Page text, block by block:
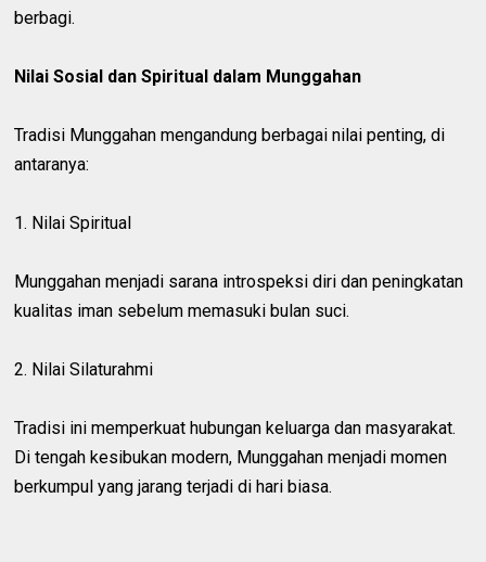
berbagi.
Nilai Sosial dan Spiritual dalam Munggahan
Tradisi Munggahan mengandung berbagai nilai penting, di
antaranya:
1. Nilai Spiritual
Munggahan menjadi sarana introspeksi diri dan peningkatan
kualitas iman sebelum memasuki bulan suci.
2. Nilai Silaturahmi
Tradisi ini memperkuat hubungan keluarga dan masyarakat.
Di tengah kesibukan modern, Munggahan menjadi momen
berkumpul yang jarang terjadi di hari biasa.